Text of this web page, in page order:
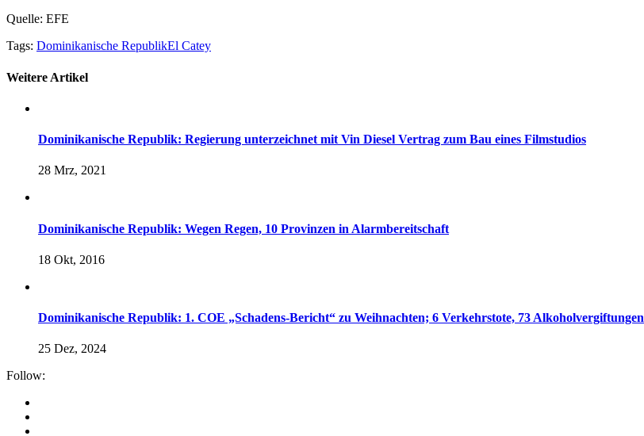
Quelle: EFE
Tags: Dominikanische RepublikEl Catey
Weitere Artikel
Dominikanische Republik: Regierung unterzeichnet mit Vin Diesel Vertrag zum Bau eines Filmstudios
28 Mrz, 2021
Dominikanische Republik: Wegen Regen, 10 Provinzen in Alarmbereitschaft
18 Okt, 2016
Dominikanische Republik: 1. COE „Schadens-Bericht“ zu Weihnachten; 6 Verkehrstote, 73 Alkoholvergiftungen
25 Dez, 2024
Follow: